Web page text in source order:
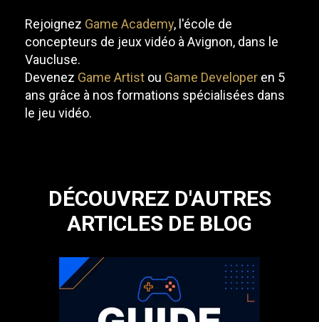
Rejoignez Game Academy, l'école de
concepteurs de jeux vidéo à Avignon, dans le
Vaucluse.
Devenez Game Artist ou Game Developer en 5
ans grâce à nos formations spécialisées dans
le jeu vidéo.
DÉCOUVREZ D'AUTRES
ARTICLES DE BLOG